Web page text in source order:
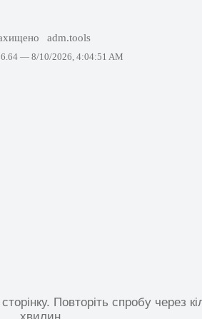
adm.tools
— 8/10/2026, 4:04:51 AM
Повторіть спробу через